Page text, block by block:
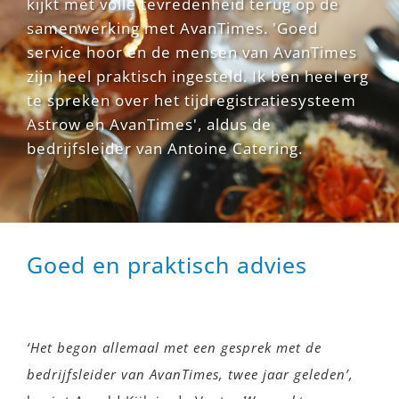
kijkt met volle tevredenheid terug op de
samenwerking met AvanTimes. 'Goed
service hoor en de mensen van AvanTimes
zijn heel praktisch ingesteld. Ik ben heel erg
te spreken over het tijdregistratiesysteem
Astrow en AvanTimes', aldus de
bedrijfsleider van Antoine Catering.
Goed en praktisch advies
‘Het begon allemaal met een gesprek met de
bedrijfsleider van AvanTimes, twee jaar geleden’,